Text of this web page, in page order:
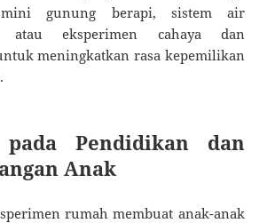
mini gunung berapi, sistem air
atau eksperimen cahaya dan
meningkatkan rasa kepemilikan
pada Pendidikan dan
Anak
rumah membuat anak-anak